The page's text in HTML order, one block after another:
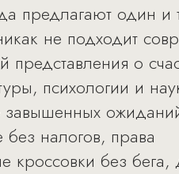
предлагают один и
не подходит
о
психологии и
завышенных
без налогов, права
кроссовки без